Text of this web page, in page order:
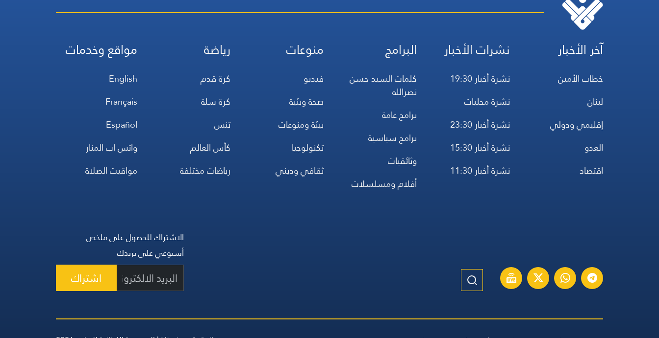
آخر الأخبار
خطاب الأمين
لبنان
إقليمي ودولي
العدو
اقتصاد
نشرات الأخبار
نشرة أخبار 19:30
نشرة محليات
نشرة أخبار 23:30
نشرة أخبار 15:30
نشرة أخبار 11:30
البرامج
كلمات السيد حسن
نصرالله
برامج عامة
برامج سياسية
وثائقيات
أفلام ومسلسلات
منوعات
فيديو
صحة وبئية
بيئة ومنوعات
تكنولوجيا
ثقافي وديني
رياضة
كرة قدم
كرة سلة
تنس
كأس العالم
رياضات مختلفة
مواقع وخدمات
English
Français
Español
واتس اب المنار
مواقيت الصلاة
الاشتراك للحصول على ملخص
أسبوعي على بريدك
اشتراك